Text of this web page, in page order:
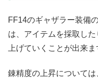
FF14のギャザラー装備
は、アイテムを採取し
上げていくことが出来ま
錬精度の上昇については